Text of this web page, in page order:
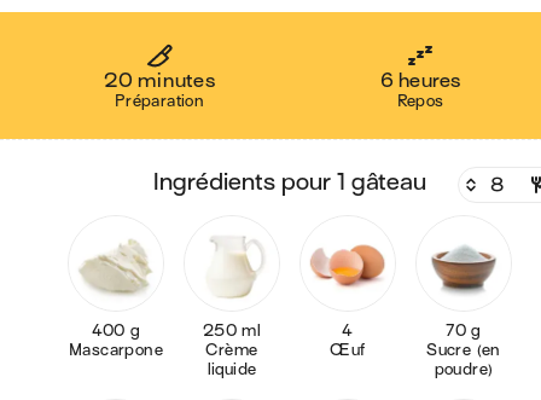
20 minutes
Préparation
6 heures
Repos
ingrédients pour 1 gâteau
400 g
Mascarpone
250 ml
Crème
liquide
4
Œuf
70 g
Sucre (en
poudre)